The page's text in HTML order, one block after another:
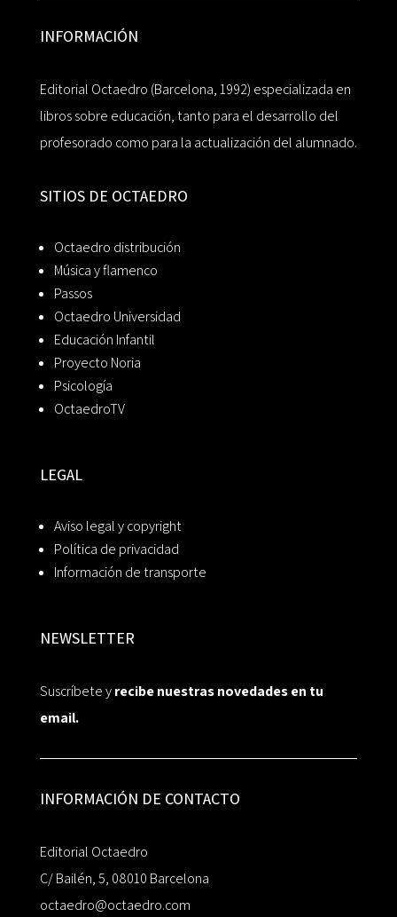
INFORMACIÓN
Editorial Octaedro (Barcelona, 1992) especializada en
libros sobre educación, tanto para el desarrollo del
profesorado como para la actualización del alumnado.
SITIOS DE OCTAEDRO
Octaedro distribución
Música y flamenco
Passos
Octaedro Universidad
Educación Infantil
Proyecto Noria
Psicología
OctaedroTV
LEGAL
Aviso legal y copyright
Política de privacidad
Información de transporte
NEWSLETTER
Suscríbete yrecibe nuestras novedades en tu
email.
INFORMACIÓN DE CONTACTO
Editorial Octaedro
C/ Bailén, 5, 08010 Barcelona
octaedro@octaedro.com